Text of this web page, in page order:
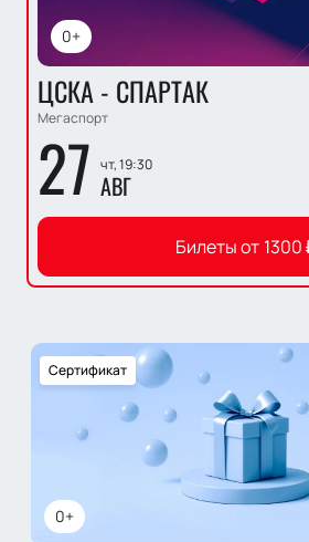
0+
ЦСКА - СПАРТАК
Мегаспорт
27 чт, 19:30
АВГ
Билеты от 1300
0+
Сертификат